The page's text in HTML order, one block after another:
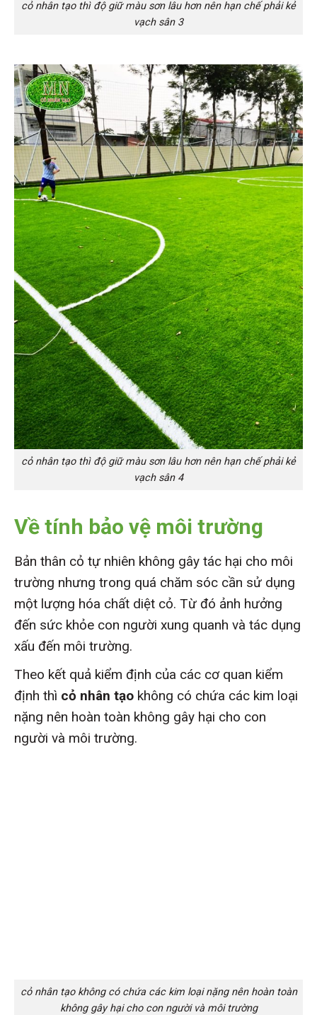
cỏ nhân tạo thì độ giữ màu sơn lâu hơn nên hạn chế phải kẻ
vạch sân 3
cỏ nhân tạo thì độ giữ màu sơn lâu hơn nên hạn chế phải kẻ
vạch sân 4
Về tính bảo vệ môi trường
Bản thân cỏ tự nhiên không gây tác hại cho môi
trường nhưng trong quá chăm sóc cần sử dụng
một lượng hóa chất diệt cỏ. Từ đó ảnh hưởng
đến sức khỏe con người xung quanh và tác dụng
xấu đến môi trường.
Theo kết quả kiểm định của các cơ quan kiểm
định thì cỏ nhân tạo không có chứa các kim loại
nặng nên hoàn toàn không gây hại cho con
người và môi trường.
cỏ nhân tạo không có chứa các kim loại nặng nên hoàn toàn
không gây hại cho con người và môi trường